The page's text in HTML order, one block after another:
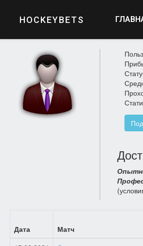
HOCKEYBETS
Дата Матч